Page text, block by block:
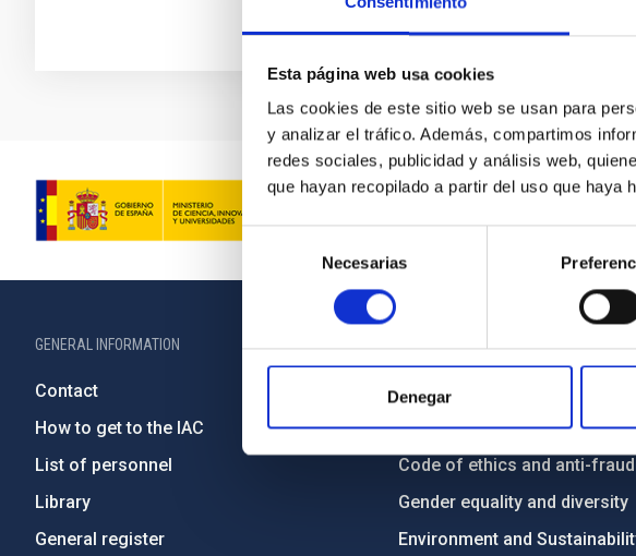
Esta página web usa cookies
Las cookies de este sitio web se usan para
y analizar el tráfico. Además, compartimos
redes sociales, publicidad y análisis web,
que hayan recopilado a partir del uso que haya
Selección
consentimiento
Necesarias
Denegar
GENERAL INFORMATION
Contact
How to get to the IAC
List of personnel
Library
General register
ABOUT THE IAC
Legislation
Transparency
Code of ethics and anti-
Gender equality and diversity
Environment and